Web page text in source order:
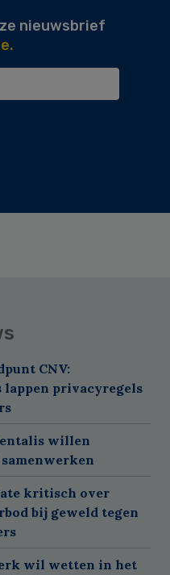
nieuwsbrief
CNV:
lappen privacyregels
willen
kritisch over
bij geweld tegen
wil wetten in het